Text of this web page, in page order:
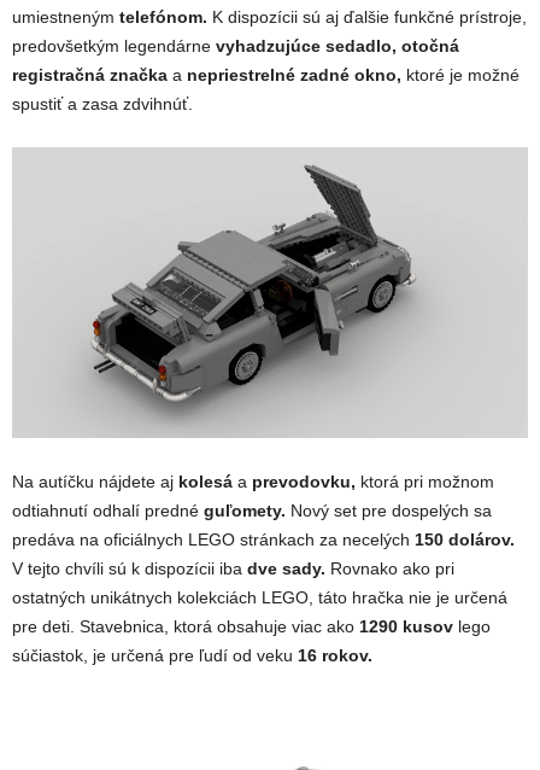
umiestneným telefónom. K dispozícii sú aj ďalšie funkčné prístroje,
predovšetkým legendárne vyhadzujúce sedadlo, otočná
registračná značka a nepriestrelné zadné okno, ktoré je možné
spustiť a zasa zdvihnúť.
Na autíčku nájdete aj kolesá a prevodovku, ktorá pri možnom
odtiahnutí odhalí predné guľomety. Nový set pre dospelých sa
predáva na oficiálnych LEGO stránkach za necelých 150 dolárov.
V tejto chvíli sú k dispozícii iba dve sady. Rovnako ako pri
ostatných unikátnych kolekciách LEGO, táto hračka nie je určená
pre deti. Stavebnica, ktorá obsahuje viac ako 1290 kusov lego
súčiastok, je určená pre ľudí od veku 16 rokov.